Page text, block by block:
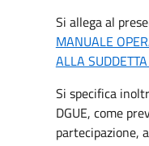
Si allega al
MANUALE
ALLA
Si specifica
DGUE, come
partecipazione,